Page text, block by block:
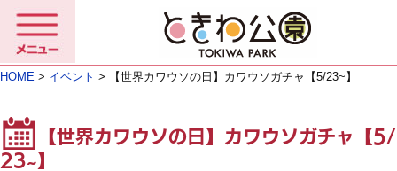
HOME > イベント > 【世界カワウソの日】カワウソガチャ【5/23~】
【世界カワウソの日】カワウソガチャ【5/
23~】